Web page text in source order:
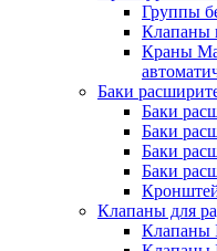
Группы
Клапаны
Краны
Баки
Баки
Баки
Баки
Баки
Клапаны для
Клапаны